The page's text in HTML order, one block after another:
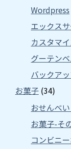
Wordpress
エックス
カスタマ
グーテン
バックア
お菓子 (34)
おせんべ
お菓子-そ
コンビニ